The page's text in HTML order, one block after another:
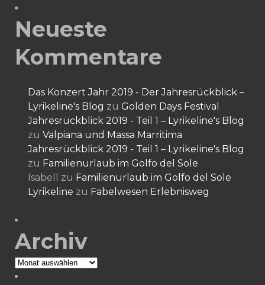
Neueste
Kommentare
Das Konzert Jahr 2019 - Der Jahresrückblick –
Lyrikeline's Blog zu Golden Days Festival
Jahresrückblick 2019 - Teil 1 – Lyrikeline's Blog
zu Valpiana und Massa Marritima
Jahresrückblick 2019 - Teil 1 – Lyrikeline's Blog
zu Familienurlaub im Golfo del Sole
Isabell
zu Familienurlaub im Golfo del Sole
Lyrikeline zu Fabelwesen Erlebnisweg
Archiv
Archiv